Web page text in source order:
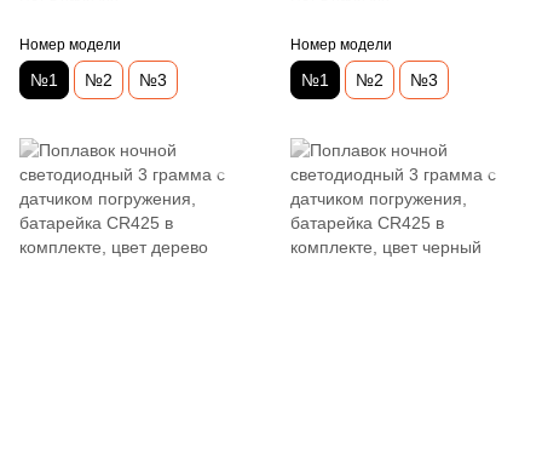
Номер модели
№1 №2 №3
Номер модели
№1 №2 №3